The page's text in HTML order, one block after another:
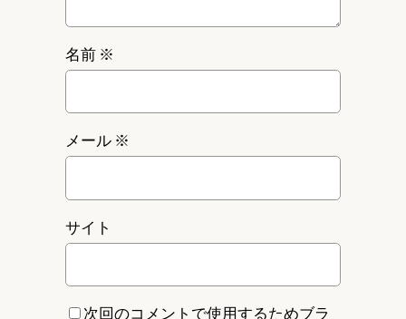
名前 ※
メール ※
サイト
次回のコメントで使用するためブラ